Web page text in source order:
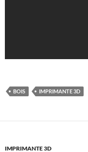
BOIS IMPRIMANTE 3D
IMPRIMANTE 3D